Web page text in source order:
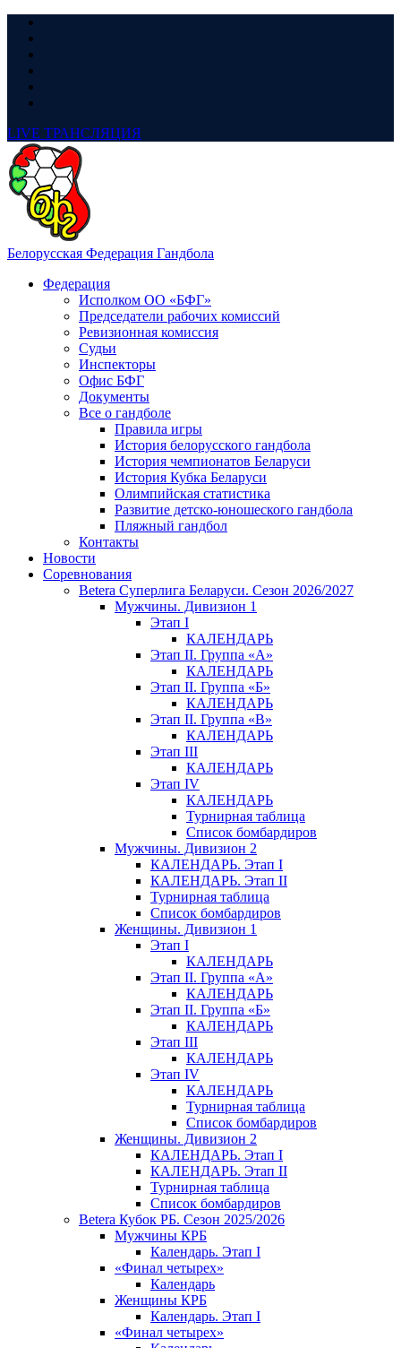
LIVE ТРАНСЛЯЦИЯ
Белорусская Федерация Гандбола
Федерация
Исполком ОО «БФГ»
Председатели рабочих комиссий
Ревизионная комиссия
Судьи
Инспекторы
Офис БФГ
Документы
Все о гандболе
Правила игры
История белорусского гандбола
История чемпионатов Беларуси
История Кубка Беларуси
Олимпийская статистика
Развитие детско-юношеского гандбола
Пляжный гандбол
Контакты
Новости
Соревнования
Betera Суперлига Беларуси. Сезон 2026/2027
Мужчины. Дивизион 1
Этап I
КАЛЕНДАРЬ
Этап II. Группа «А»
КАЛЕНДАРЬ
Этап II. Группа «Б»
КАЛЕНДАРЬ
Этап II. Группа «В»
КАЛЕНДАРЬ
Этап III
КАЛЕНДАРЬ
Этап IV
КАЛЕНДАРЬ
Турнирная таблица
Список бомбардиров
Мужчины. Дивизион 2
КАЛЕНДАРЬ. Этап I
КАЛЕНДАРЬ. Этап II
Турнирная таблица
Список бомбардиров
Женщины. Дивизион 1
Этап I
КАЛЕНДАРЬ
Этап II. Группа «А»
КАЛЕНДАРЬ
Этап II. Группа «Б»
КАЛЕНДАРЬ
Этап III
КАЛЕНДАРЬ
Этап IV
КАЛЕНДАРЬ
Турнирная таблица
Список бомбардиров
Женщины. Дивизион 2
КАЛЕНДАРЬ. Этап I
КАЛЕНДАРЬ. Этап II
Турнирная таблица
Список бомбардиров
Betera Кубок РБ. Сезон 2025/2026
Мужчины КРБ
Календарь. Этап I
«Финал четырех»
Календарь
Женщины КРБ
Календарь. Этап I
«Финал четырех»